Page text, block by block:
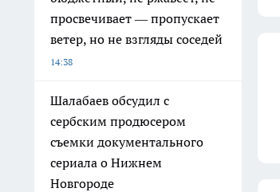
просвечивает — пропускает
ветер, но не взгляды соседей
14:38
Шалабаев обсудил с
сербским продюсером
съемки документального
сериала о Нижнем
Новгороде